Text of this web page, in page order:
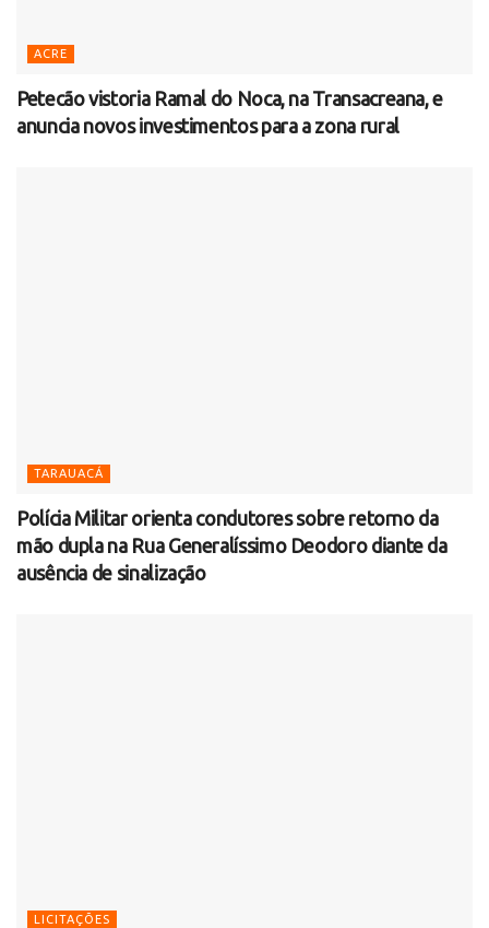
ACRE
Petecão vistoria Ramal do Noca, na Transacreana, e
anuncia novos investimentos para a zona rural
TARAUACÁ
Polícia Militar orienta condutores sobre retorno da
mão dupla na Rua Generalíssimo Deodoro diante da
ausência de sinalização
LICITAÇÕES